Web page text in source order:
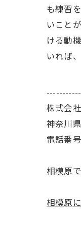
も練習
いこと
ける動
いれば
株式会
神奈川
電話番
相模原
相模原